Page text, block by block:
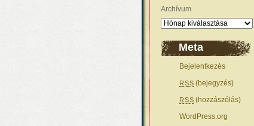
Archívum
Meta
Bejelentkezés
RSS (bejegyzés)
RSS (hozzászólás)
WordPress.org